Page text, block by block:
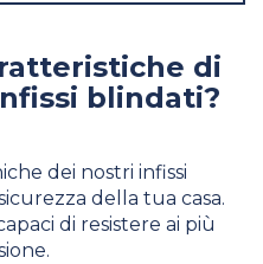
di
blindati?
dei nostri infissi
della tua casa.
di resistere ai più